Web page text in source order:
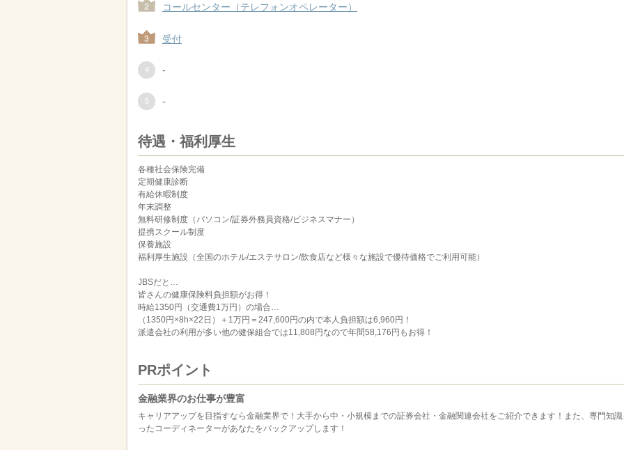
コールセンター（テレフォンオペレーター）
受付
-
-
待遇・福利厚生
各種社会保険完備
定期健康診断
有給休暇制度
年末調整
無料研修制度（パソコン/証券外務員資格/ビジネスマナー）
提携スクール制度
保養施設
福利厚生施設（全国のホテル/エステサロン/飲食店など様々な施設で優待価格でご利用可能）
JBSだと…
皆さんの健康保険料負担額がお得！
時給1350円（交通費1万円）の場合…
（1350円×8h×22日）＋1万円＝247,600円の内で本人負担額は6,960円！
派遣会社の利用が多い他の健保組合では11,808円なので年間58,176円もお得！
PRポイント
金融業界のお仕事が豊富
キャリアアップを目指すなら金融業界で！大手から中・小規模までの証券会社・金融関連会社をご紹介できます！また、専門知
ったコーディネーターがあなたをバックアップします！